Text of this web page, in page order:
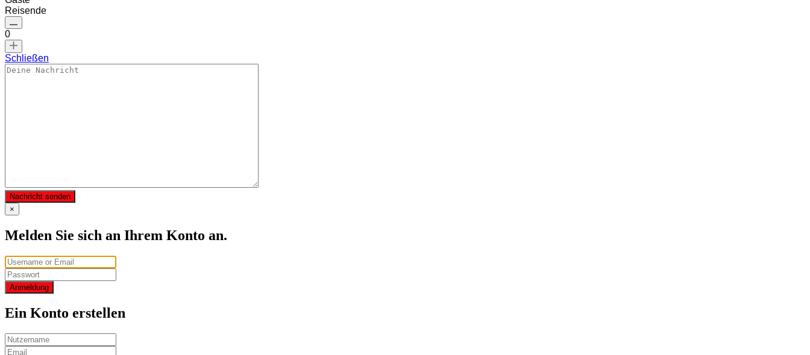
Reisende
0
Schließen
Nachricht senden
×
Melden Sie sich an Ihrem Konto an.
Anmeldung
Ein Konto erstellen